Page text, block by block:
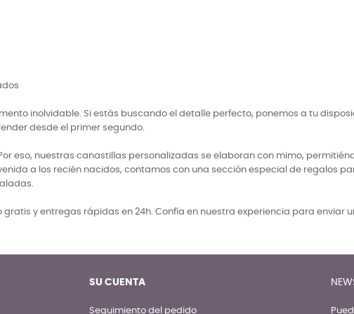
inolvidable. Si estás buscando el detalle perfecto, ponemos a tu
desde el primer segundo.
eso, nuestras canastillas personalizadas se elaboran con mimo,
a los recién nacidos, contamos con una sección especial de regalos
y entregas rápidas en 24h. Confía en nuestra experiencia para enviar
SU CUENTA
Seguimiento del pedido